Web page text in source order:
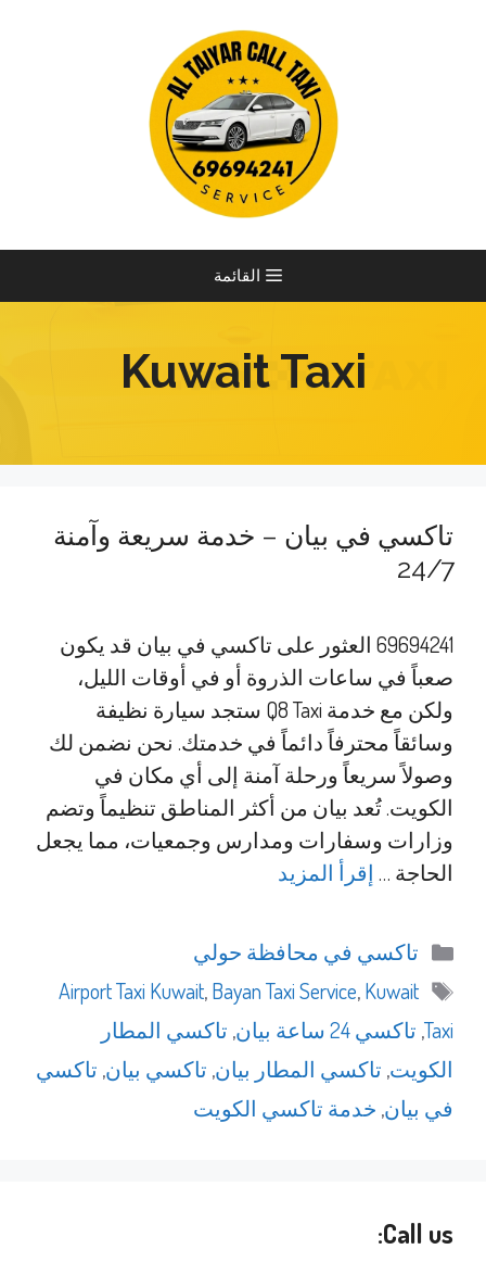
القائمة
Kuwait Taxi
تاكسي في بيان – خدمة سريعة وآمنة
24/7
69694241 العثور على تاكسي في بيان قد يكون
صعباً في ساعات الذروة أو في أوقات الليل،
ولكن مع خدمة Q8 Taxi ستجد سيارة نظيفة
وسائقاً محترفاً دائماً في خدمتك. نحن نضمن لك
وصولاً سريعاً ورحلة آمنة إلى أي مكان في
الكويت. تُعد بيان من أكثر المناطق تنظيماً وتضم
وزارات وسفارات ومدارس وجمعيات، مما يجعل
الحاجة … إقرأ المزيد
التصنيفات
تاكسي في محافظة حولي
الوسوم
Airport Taxi Kuwait,Bayan Taxi Service,Kuwait
Taxi
, تاكسي 24 ساعة بيان , تاكسي المطار
الكويت, تاكسي المطار بيان, تاكسي بيان, تاكسي
في بيان, خدمة تاكسي الكويت
Call us: